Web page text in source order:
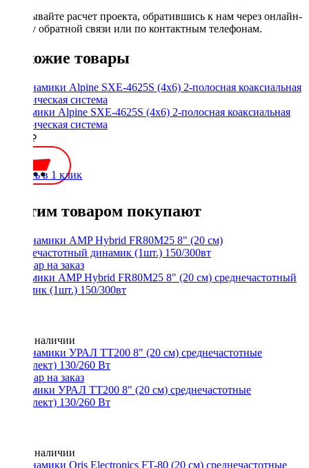
Заказывайте расчет проекта, обратившись к нам через онлайн-
форму обратной связи или по контактным телефонам.
Похожие товары
Динамики Alpine SXE-4625S (4x6) 2-полосная коаксиальная
акустическая система
5700 ₽
Купить в 1 клик
С этим товаром покупают
Динамики AMP Hybrid FR80M25 8" (20 см) среднечастотный
динамик (1шт.) 150/300вт
Нет в наличии
Динамики УРАЛ ТТ200 8" (20 см) среднечастотные
(комплект) 130/260 Вт
Нет в наличии